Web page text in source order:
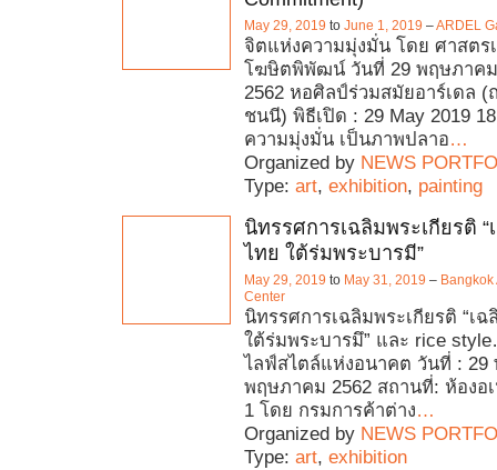
May 29, 2019 to June 1, 2019 –ARDEL
จิตแห่งความมุ่งมั่น โดย ศาสตร
โฆษิตพิพัฒน์ วันที่ 29 พฤษภาค
2562 หอศิลป์ร่วมสมัยอาร์เดล
ชนนี) พิธีเปิด : 29 May 2019
ความมุ่งมั่น เป็นภาพปลาอ…
Organized by NEWS
Type: art, exhibition, painting
นิทรรศการเฉลิมพระเกียรติ
ไทย ใต้ร่มพระบารมี”
May 29, 2019 to May 31, 2019 –
Center
นิทรรศการเฉลิมพระเกียรติ “เ
ใต้ร่มพระบารมึ” และ rice
ไลฟ์สไตล์แห่งอนาคต วันที่ : 29
พฤษภาคม 2562 สถานที่: ห้องอ
1 โดย กรมการค้าต่าง…
Organized by NEWS
Type: art, exhibition